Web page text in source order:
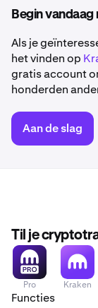
Begin vandaag
Als je
het vinden op
gratis account
honderden
Aan de slag
Til je
Pro Kraken
Functies